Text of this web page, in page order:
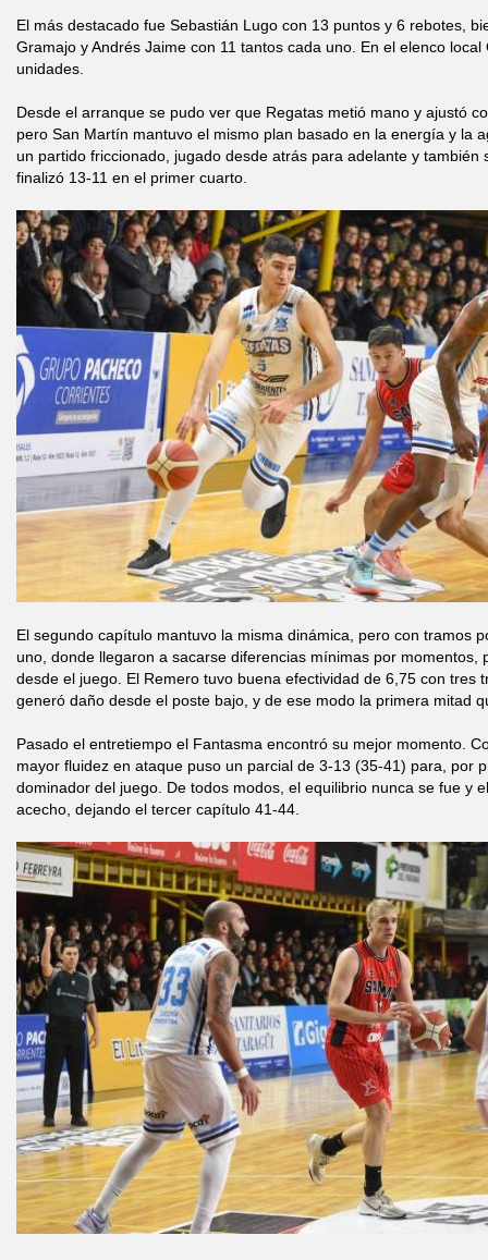
El más destacado fue Sebastián Lugo con 13 puntos y 6 rebotes,
Gramajo y Andrés Jaime con 11 tantos cada uno. En el elenco
unidades.
Desde el arranque se pudo ver que Regatas metió mano y ajustó
pero San Martín mantuvo el mismo plan basado en la energía y la
un partido friccionado, jugado desde atrás para adelante y también
finalizó 13-11 en el primer cuarto.
El segundo capítulo mantuvo la misma dinámica, pero con tramos
uno, donde llegaron a sacarse diferencias mínimas por momentos,
desde el juego. El Remero tuvo buena efectividad de 6,75 con tres
generó daño desde el poste bajo, y de ese modo la primera mitad
Pasado el entretiempo el Fantasma encontró su mejor momento.
mayor fluidez en ataque puso un parcial de 3-13 (35-41) para, por
dominador del juego. De todos modos, el equilibrio nunca se fue y
acecho, dejando el tercer capítulo 41-44.